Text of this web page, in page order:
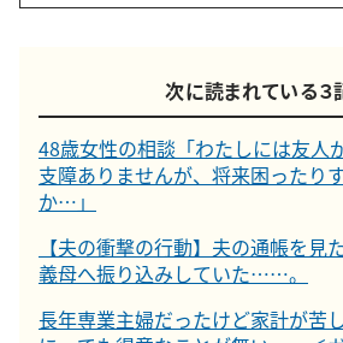
次に読まれている３
48歳女性の相談「わたしには友人
支障ありませんが、将来困ったり
か…」
【夫の衝撃の行動】夫の通帳を見
義母へ振り込みしていた……。
長年専業主婦だったけど家計が苦